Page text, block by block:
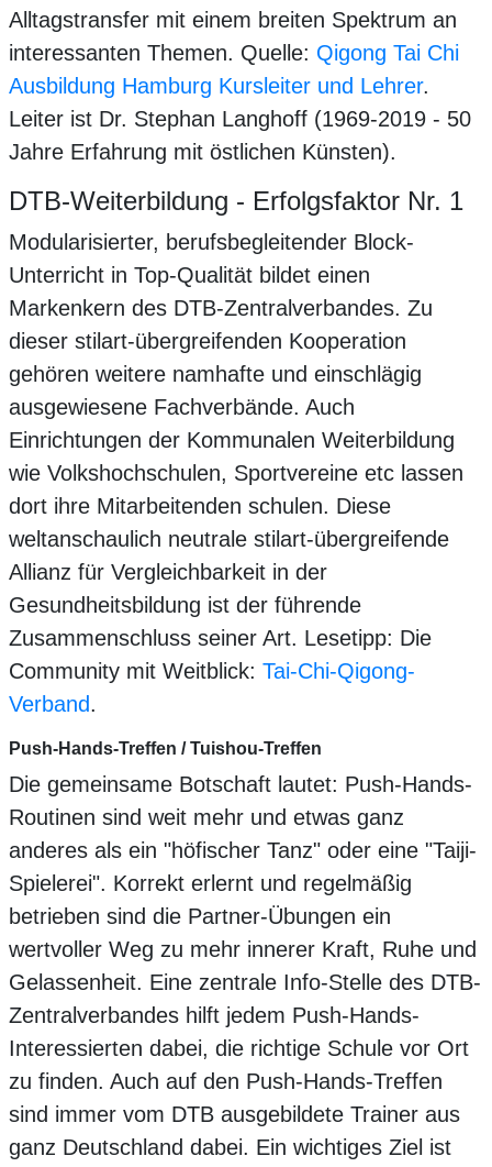
Alltagstransfer mit einem breiten Spektrum an
interessanten Themen. Quelle: Qigong Tai Chi
Ausbildung Hamburg Kursleiter und Lehrer.
Leiter ist Dr. Stephan Langhoff (1969-2019 - 50
Jahre Erfahrung mit östlichen Künsten).
DTB-Weiterbildung - Erfolgsfaktor Nr. 1
Modularisierter, berufsbegleitender Block-
Unterricht in Top-Qualität bildet einen
Markenkern des DTB-Zentralverbandes. Zu
dieser stilart-übergreifenden Kooperation
gehören weitere namhafte und einschlägig
ausgewiesene Fachverbände. Auch
Einrichtungen der Kommunalen Weiterbildung
wie Volkshochschulen, Sportvereine etc lassen
dort ihre Mitarbeitenden schulen. Diese
weltanschaulich neutrale stilart-übergreifende
Allianz für Vergleichbarkeit in der
Gesundheitsbildung ist der führende
Zusammenschluss seiner Art. Lesetipp: Die
Community mit Weitblick: Tai-Chi-Qigong-
Verband.
Push-Hands-Treffen / Tuishou-Treffen
Die gemeinsame Botschaft lautet: Push-Hands-
Routinen sind weit mehr und etwas ganz
anderes als ein "höfischer Tanz" oder eine "Taiji-
Spielerei". Korrekt erlernt und regelmäßig
betrieben sind die Partner-Übungen ein
wertvoller Weg zu mehr innerer Kraft, Ruhe und
Gelassenheit. Eine zentrale Info-Stelle des DTB-
Zentralverbandes hilft jedem Push-Hands-
Interessierten dabei, die richtige Schule vor Ort
zu finden. Auch auf den Push-Hands-Treffen
sind immer vom DTB ausgebildete Trainer aus
ganz Deutschland dabei. Ein wichtiges Ziel ist